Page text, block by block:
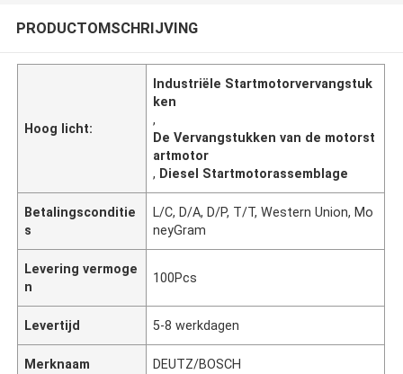
PRODUCTOMSCHRIJVING
Hoog licht:
Industriële Startmotorvervangstuk
ken
,
De Vervangstukken van de motorst
artmotor
, Diesel Startmotorassemblage
Betalingsconditie
s
L/C, D/A, D/P, T/T, Western Union, Mo
neyGram
Levering vermoge
n
100Pcs
Levertijd 5-8 werkdagen
Merknaam DEUTZ/BOSCH